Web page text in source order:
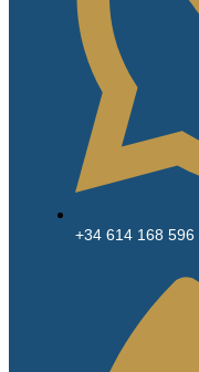
+34 614 168 596